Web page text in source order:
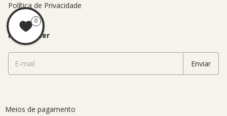
Política de Privacidade
Newsletter
Meios de pagamento
0